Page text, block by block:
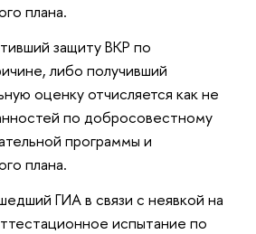
плана.
защиту ВКР по
либо получивший
оценку отчисляется как не
по добросовестному
программы и
плана.
ГИА в связи с неявкой на
испытание по